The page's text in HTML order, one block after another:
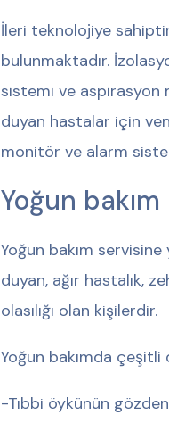
İleri teknolojiye
bulunmaktadır.
sistemi ve aspirasyon
duyan hastalar için
monitör ve alarm
Yoğun
Yoğun bakım
duyan, ağır hastalık,
olasılığı olan kişilerdir.
Yoğun bakımda
-Tıbbi öykünün